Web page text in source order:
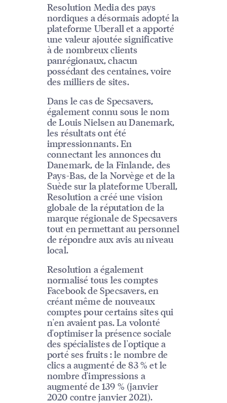
Resolution Media des pays
nordiques a désormais adopté la
plateforme Uberall et a apporté
une valeur ajoutée significative
à de nombreux clients
panrégionaux, chacun
possédant des centaines, voire
des milliers de sites.
Dans le cas de Specsavers,
également connu sous le nom
de Louis Nielsen au Danemark,
les résultats ont été
impressionnants. En
connectant les annonces du
Danemark, de la Finlande, des
Pays-Bas, de la Norvège et de la
Suède sur la plateforme Uberall,
Resolution a créé une vision
globale de la réputation de la
marque régionale de Specsavers
tout en permettant au personnel
de répondre aux avis au niveau
local.
Resolution a également
normalisé tous les comptes
Facebook de Specsavers, en
créant même de nouveaux
comptes pour certains sites qui
n'en avaient pas. La volonté
d'optimiser la présence sociale
des spécialistes de l'optique a
porté ses fruits : le nombre de
clics a augmenté de 83 % et le
nombre d'impressions a
augmenté de 139 % (janvier
2020 contre janvier 2021).